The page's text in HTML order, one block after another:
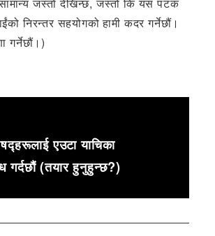
निरन्तर सहयोगको हामी कदर गर्नेछौं।
गर्नेछौं।)
एउटा याचिका
गर्दछौं (तयार हुनुहुन्छ?)